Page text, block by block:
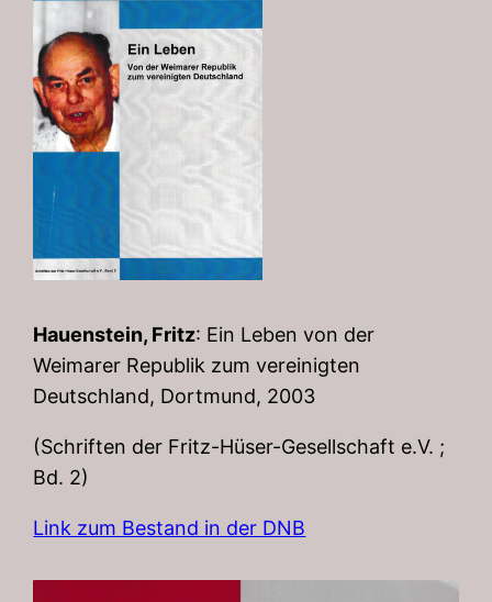
Hauenstein, Fritz: Ein Leben von der
Weimarer Republik zum vereinigten
Deutschland, Dortmund, 2003
(Schriften der Fritz-Hüser-Gesellschaft e.V. ;
Bd. 2)
Link zum Bestand in der DNB